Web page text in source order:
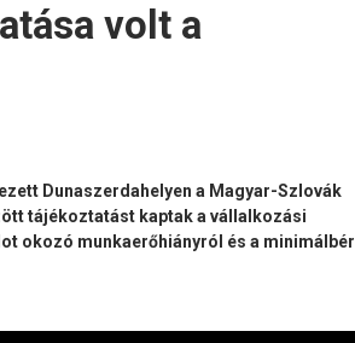
volt a
Dunaszerdahelyen a Magyar-Szlovák
tájékoztatást kaptak a vállalkozási
okozó munkaerőhiányról és a minimálbér